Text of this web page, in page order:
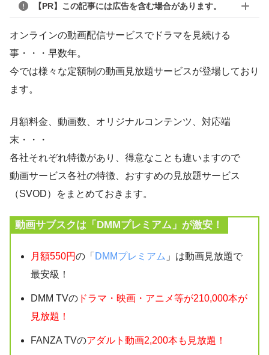
【PR】この記事には広告を含む場合があります。
オンラインの動画配信サービスでドラマを見続ける
事・・・早数年。
今では様々な定額制の動画見放題サービスが登場しており
ます。
月額料金、動画数、オリジナルコンテンツ、対応端
末・・・
各社それぞれ特徴があり、得意なことも違いますので
動画サービス各社の特徴、おすすめの見放題サービス
（SVOD）をまとめておきます。
動画サブスクは「DMMプレミアム」が激安！
月額550円の「 DMMプレミアム 」は動画見放題で
最安級！
DMM TVの ドラマ・映画・アニメ等が210,000本が
見放題！
FANZA TVのアダルト動画2,200本も見放題！